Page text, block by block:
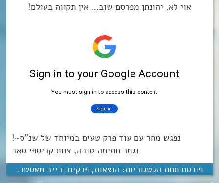
אוי לא, יהונתן מפרסם שוב… אין תקווה בעולם!
נפגש מחר עם עוד פרק טעים במיוחד של שנ”ס~!
וגמר חתימה טובה, צוות קריספי סאב
פורסם תחת הקטגוריות: הוצאות,פרקים, רייב מאסטר.